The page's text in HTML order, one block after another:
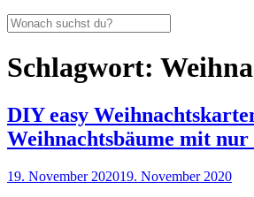
Schlagwort:
DIY easy
Weihnachtsbäume mit
19. November 202019. November 2020